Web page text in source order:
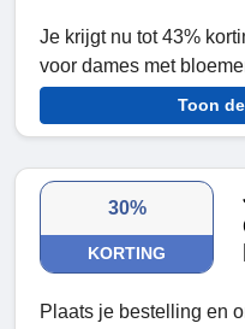
Je krijgt nu tot 43%
voor dames met
Toon
30%
KORTING
Plaats je bestelling en